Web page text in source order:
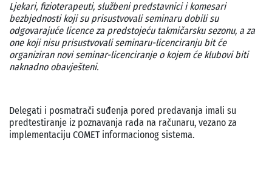
Ljekari, fizioterapeuti, službeni predstavnici i komesari
bezbjednosti koji su prisustvovali seminaru dobili su
odgovarajuće licence za predstojeću takmičarsku sezonu, a za
one koji nisu prisustvovali seminaru-licenciranju bit će
organiziran novi seminar-licenciranje o kojem će klubovi biti
naknadno obavješteni.
Delegati i posmatrači suđenja pored predavanja imali su
predtestiranje iz poznavanja rada na računaru, vezano za
implementaciju COMET informacionog sistema.